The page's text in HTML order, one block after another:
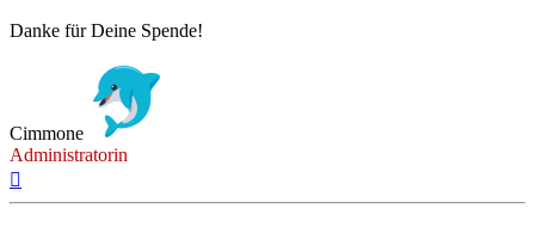
Danke für Deine Spende!
Cimmone
Administratorin
oben